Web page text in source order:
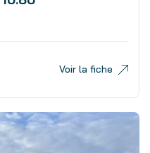
Voir la fiche